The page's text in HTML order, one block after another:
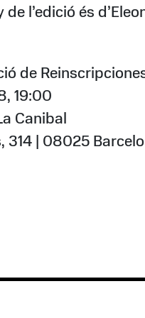
de l’edició és
de
19:00
Canibal
314 | 08025